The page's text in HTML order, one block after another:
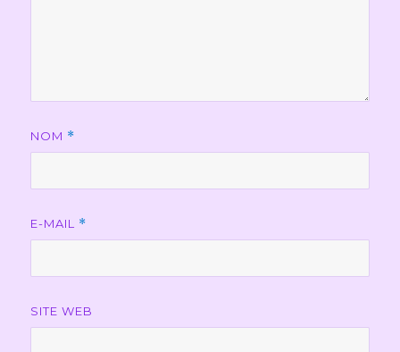
NOM *
E-MAIL *
SITE WEB